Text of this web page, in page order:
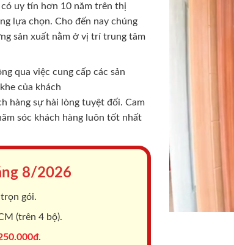
có uy tín hơn 10 năm trên thị
lựa chọn. Cho đến nay chúng
sản xuất nằm ở vị trí trung tâm
qua việc cung cấp các sản
của khách
hàng sự hài lòng tuyệt đối. Cam
sóc khách hàng luôn tốt nhất
8/2026
gói.
(trên 4 bộ).